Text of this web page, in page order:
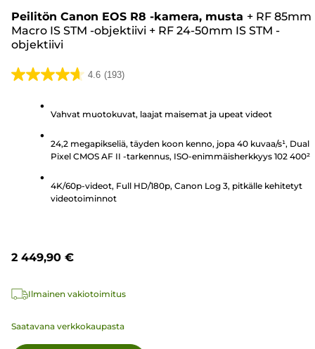
Peilitön Canon EOS R8 -kamera, musta + RF 85mm
Macro IS STM -objektiivi + RF 24-50mm IS STM -
objektiivi
4.6 (193)
4.6/5
arvostelua
Vahvat muotokuvat, laajat maisemat ja upeat videot
24,2 megapikseliä, täyden koon kenno, jopa 40 kuvaa/s¹, Dual
Pixel CMOS AF II -tarkennus, ISO-enimmäisherkkyys 102 400²
4K/60p-videot, Full HD/180p, Canon Log 3, pitkälle kehitetyt
videotoiminnot
2 449,90 €
Ilmainen vakiotoimitus
Saatavana verkkokaupasta